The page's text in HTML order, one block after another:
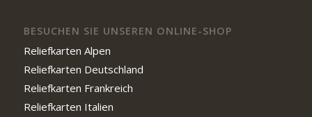
BESUCHEN SIE UNSEREN ONLINE-SHOP
Reliefkarten Alpen
Reliefkarten Deutschland
Reliefkarten Frankreich
Reliefkarten Italien